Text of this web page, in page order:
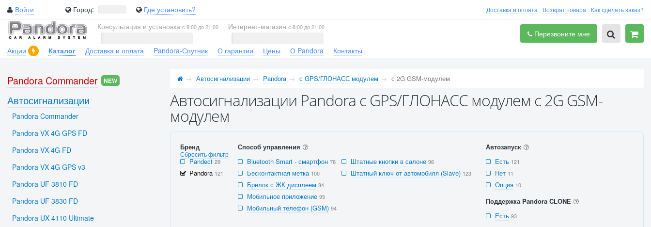
Войти Город: Где установить? Доставка и оплата Возврат товара Как сделать заказ?
Консультация и установка с 8:00 до 21:00 Интернет-магазин с 8:00 до 21:00
Перезвоните мне
Акции
Каталог Доставка и оплата Pandora-Спутник О гарантии Цены О Pandora Контакты
Автосигнализации Pandora с GPS/ГЛОНАСС модулем с 2G GSM-модулем
Автосигнализации Pandora с GPS/ГЛОНАСС модулем с 2G GSM-
модулем
Бренд
Сбросить фильтр
Pandect 29
Pandora 121
Способ управления
Bluetooth Smart - смартфон 76
Бесконтактная метка 100
Брелок с ЖК дисплеем 84
Мобильное приложение 95
Мобильный телефон (GSM) 94
Штатные кнопки в салоне 96
Штатный ключ от автомобиля (Slave) 123
Автозапуск
Есть 121
Нет 11
Опция 10
Поддержка Pandora CLONE
Есть 93
Pandora Commander NEW
Автосигнализации
Pandora Commander
Pandora VX 4G GPS FD
Pandora VX-4G FD
Pandora VX 4G GPS v3
Pandora UF 3810 FD
Pandora UF 3830 FD
Pandora UX 4110 Ultimate